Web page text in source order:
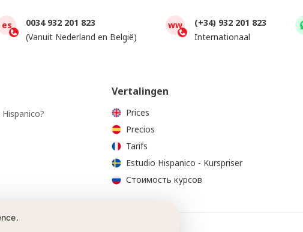
es
0034 932 201 823
(Vanuit Nederland en België)
ww
(+34) 932 201 823
Internationaal
Vertalingen
Prices
Precios
Tarifs
Estudio Hispanico - Kurspriser
Стоимость курсов